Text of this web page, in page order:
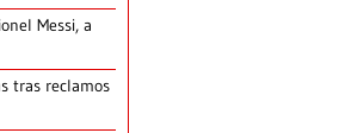
Messi, a
tras reclamos